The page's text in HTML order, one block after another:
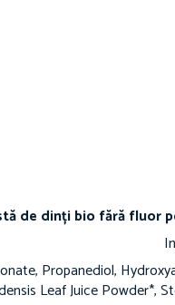
de dinți bio fără fluor
Propanediol,
Leaf Juice Powder*,